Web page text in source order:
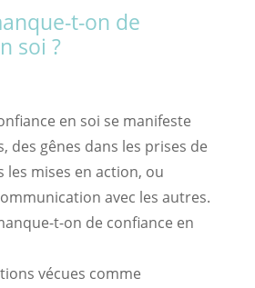
t-on de
soi ?
en soi se manifeste
des gênes dans les prises de
les mises en action, ou
avec les autres.
t-on de confiance en
vécues comme